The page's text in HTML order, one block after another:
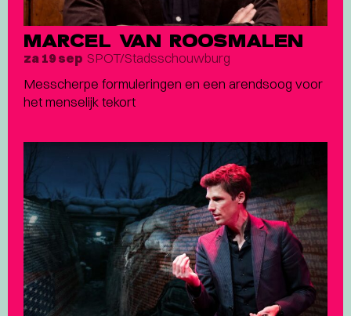
MARCEL VAN ROOSMALEN
za 19 sep SPOT/Stadsschouwburg
Messcherpe formuleringen en een arendsoog voor
het menselijk tekort